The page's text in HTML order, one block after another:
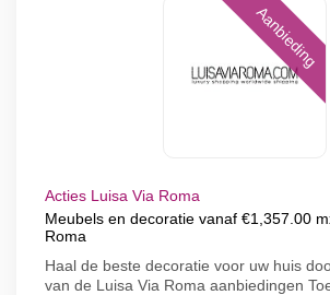
Aanbieding
Acties Luisa Via Roma
Meubels en decoratie vanaf €1,357.00
Roma
Haal de beste decoratie voor uw huis
van de Luisa Via Roma aanbiedingen